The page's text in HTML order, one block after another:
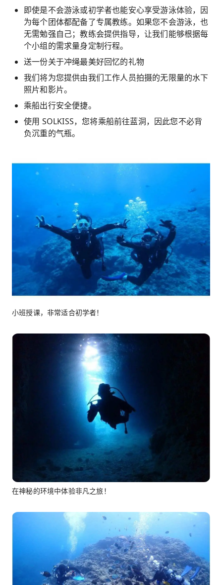
即使是不会游泳或初学者也能安心享受游泳体验，因
为每个团体都配备了专属教练。如果您不会游泳，也
无需勉强自己；教练会提供指导，让我们能够根据每
个小组的需求量身定制行程。
送一份关于冲绳最美好回忆的礼物
我们将为您提供由我们工作人员拍摄的无限量的水下
照片和影片。
乘船出行安全便捷。
使用 SOLKISS，您将乘船前往蓝洞，因此您不必背
负沉重的气瓶。
小班授课，非常适合初学者！
在神秘的环境中体验非凡之旅！